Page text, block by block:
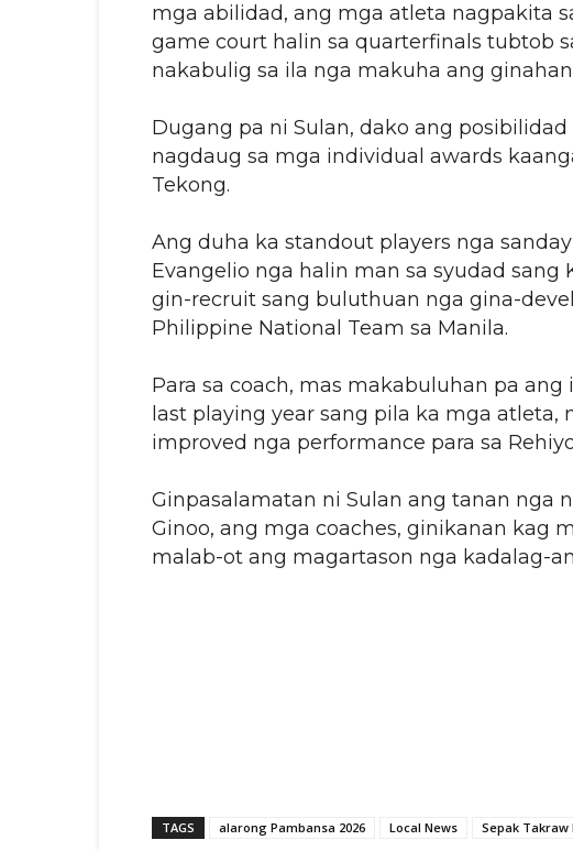
mga abilidad, ang mga atleta nagpakita
game court halin sa quarterfinals tubtob
nakabulig sa ila nga makuha ang
Dugang pa ni Sulan, dako ang
nagdaug sa mga individual awards
Tekong.
Ang duha ka standout players nga sanday
Evangelio nga halin man sa syudad sang
gin-recruit sang buluthuan nga gina-
Philippine National Team sa Manila.
Para sa coach, mas makabuluhan pa
last playing year sang pila ka mga atleta,
improved nga performance para sa
Ginpasalamatan ni Sulan ang tanan nga
Ginoo, ang mga coaches, ginikanan kag
malab-ot ang magartason nga kadalag-
TAGS alarong Pambansa 2026 Local News Sepak Takraw